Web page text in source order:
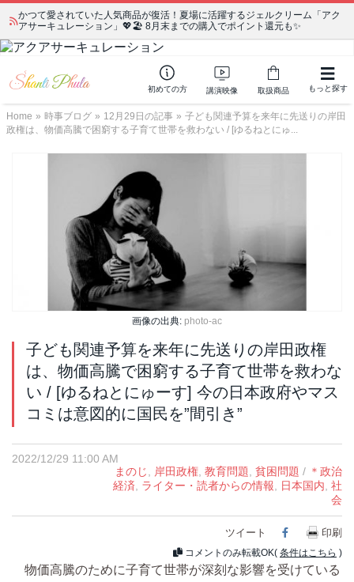
かつて愛されていた人気商品が復活！夏場に活躍するジェルクリーム「アク
アサーキュレーション」💖🏖️ 8月末までの購入でポイント還元も✨
初めての方 講演映像 取扱商品 もっと探す
Home » 時事ブログ » 12月29日の記事 » 子ども関連予算を来年に先送りの岸田
政権は、物価高騰で困窮する子育て世帯を救わない / [ゆるねとにゅ...
画像の出典: photo-ac
子ども関連予算を来年に先送りの岸田政権
は、物価高騰で困窮する子育て世帯を救わな
い / [ゆるねとにゅーす] 今の日本政府やマス
コミは意図的に国民を”間引き”
2022/12/29 11:00 AM
まのじ, 岸田政権, 教育問題, 貧困問題 / ＊政治
経済, ライター・読者からの情報, 日本国内, 社
会
ツイート Facebook
印刷
コメントのみ転載OK( 条件はこちら )
物価高騰のために子育て世帯が深刻な影響を受けている